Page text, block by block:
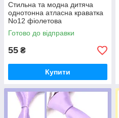
Стильна та модна дитяча
однотонна атласна краватка
No12 фіолетова
Готово до відправки
55 ₴
Купити